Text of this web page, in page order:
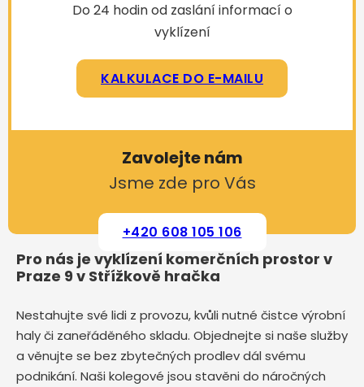
Do 24 hodin od zaslání informací o
vyklízení
KALKULACE DO E-MAILU
Zavolejte nám
Jsme zde pro Vás
+420 608 105 106
Pro nás je vyklízení komerčních prostor v
Praze 9 v Střížkově hračka
Nestahujte své lidi z provozu, kvůli nutné čistce výrobní
haly či zaneřáděného skladu. Objednejte si naše služby
a věnujte se bez zbytečných prodlev dál svému
podnikání. Naši kolegové jsou stavěni do náročných